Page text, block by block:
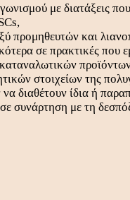
με διατάξεις
προμηθευτών και
σε πρακτικές
στοιχείων της
διαθέτουν ίδια ή
συνάρτηση με τη